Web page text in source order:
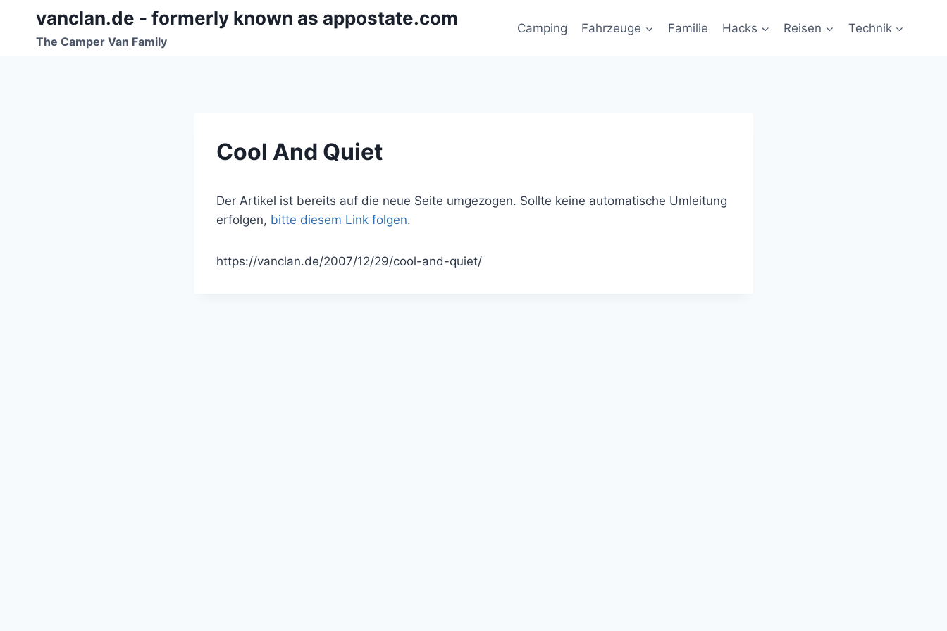
springen
vanclan.de - formerly known as appostate.com
The Camper Van Family
Camping Fahrzeuge Familie Hacks Reisen Technik
Cool And Quiet
Der Artikel ist bereits auf die neue Seite umgezogen. Sollte keine automatische Umleitung
erfolgen, bitte diesem Link folgen.
https://vanclan.de/2007/12/29/cool-and-quiet/